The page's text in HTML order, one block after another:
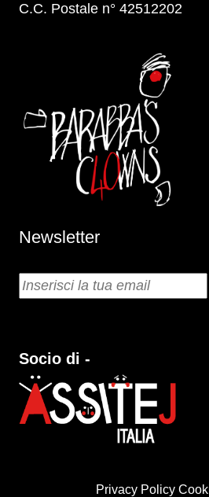
C.C. Postale n° 42512202
Newsletter
Socio di -
Privacy Policy